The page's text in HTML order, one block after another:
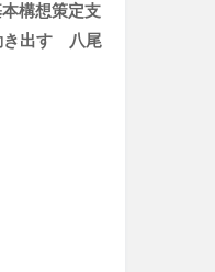
構想策定支
き出す 八尾